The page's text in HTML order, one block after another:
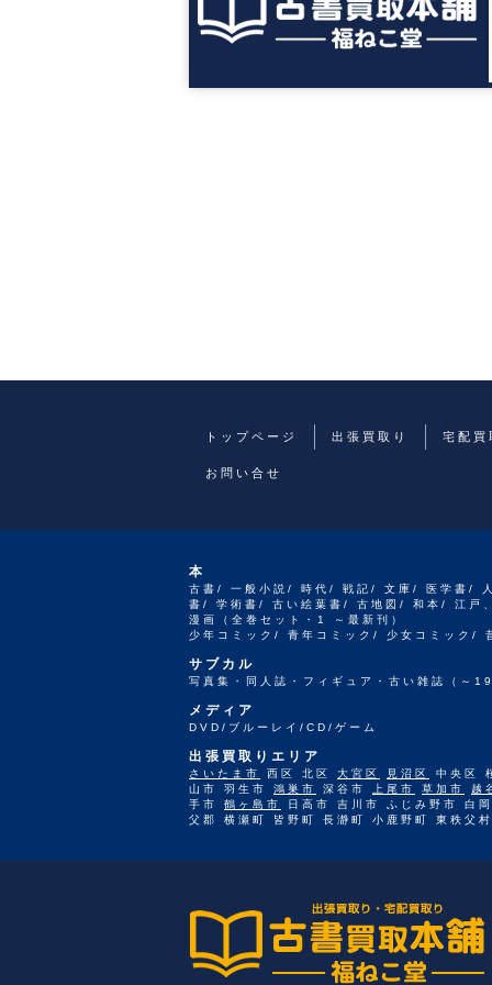
トップページ 出張買取り 宅配買
お問い合せ
本
古書/ 一般小説/ 時代/ 戦記/ 文庫/ 医学書/
書/ 学術書/ 古い絵葉書/ 古地図/ 和本/ 江戸
漫画（全巻セット・1 ～最新刊）
少年コミック/ 青年コミック/ 少女コミック/
サブカル
写真集・同人誌・フィギュア・古い雑誌（～
メディア
DVD/ブルーレイ/CD/ゲーム
出張買取りエリア
さいたま市 西区 北区 大宮区 見沼区
中央区
山市 羽生市 鴻巣市 深谷市 上尾市 草加市
越
手市 鶴ヶ島市
日高市 吉川市 ふじみ野市 白
父郡 横瀬町 皆野町 長瀞町 小鹿野町 東秩父